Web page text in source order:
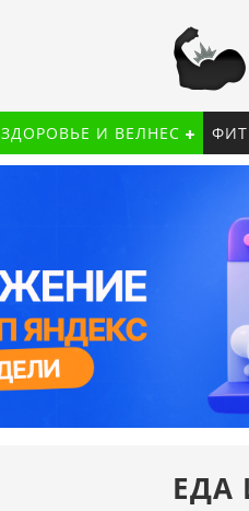
ЗДОРОВЬЕ И ВЕЛНЕС
ЕДА